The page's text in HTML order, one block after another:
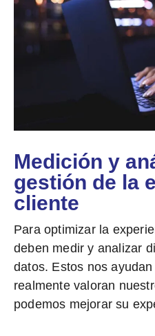
Medición y
gestión de la
cliente
Para optimizar la
deben medir y analizar
datos. Estos nos
realmente valoran
podemos mejorar su